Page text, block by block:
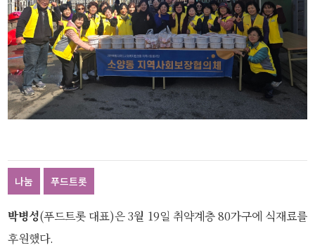
나눔 푸드트롯
박병성(푸드트롯 대표)은 3월 19일 취약계층 80가구에 식재료를
후원했다.